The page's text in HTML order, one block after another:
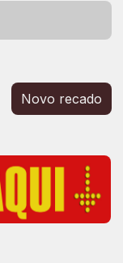
Novo recado